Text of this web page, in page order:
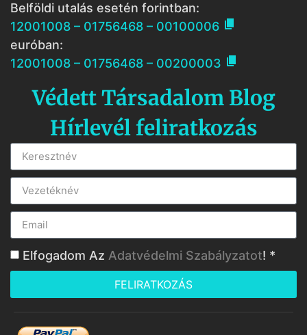
Belföldi utalás esetén forintban:
12001008 – 01756468 – 00100006 
euróban:
12001008 – 01756468 – 00200003 
Védett Társadalom Blog
Hírlevél feliratkozás
Elfogadom Az Adatvédelmi Szabályzatot! *
FELIRATKOZÁS